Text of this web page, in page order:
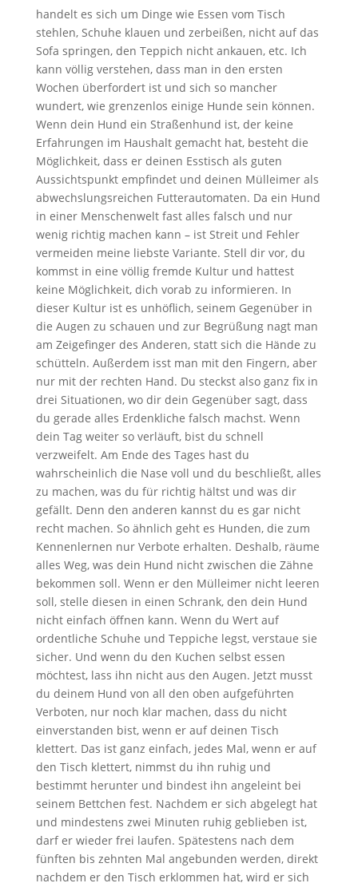
handelt es sich um Dinge wie Essen vom Tisch
stehlen, Schuhe klauen und zerbeißen, nicht auf das
Sofa springen, den Teppich nicht ankauen, etc. Ich
kann völlig verstehen, dass man in den ersten
Wochen überfordert ist und sich so mancher
wundert, wie grenzenlos einige Hunde sein können.
Wenn dein Hund ein Straßenhund ist, der keine
Erfahrungen im Haushalt gemacht hat, besteht die
Möglichkeit, dass er deinen Esstisch als guten
Aussichtspunkt empfindet und deinen Mülleimer als
abwechslungsreichen Futterautomaten. Da ein Hund
in einer Menschenwelt fast alles falsch und nur
wenig richtig machen kann – ist Streit und Fehler
vermeiden meine liebste Variante. Stell dir vor, du
kommst in eine völlig fremde Kultur und hattest
keine Möglichkeit, dich vorab zu informieren. In
dieser Kultur ist es unhöflich, seinem Gegenüber in
die Augen zu schauen und zur Begrüßung nagt man
am Zeigefinger des Anderen, statt sich die Hände zu
schütteln. Außerdem isst man mit den Fingern, aber
nur mit der rechten Hand. Du steckst also ganz fix in
drei Situationen, wo dir dein Gegenüber sagt, dass
du gerade alles Erdenkliche falsch machst. Wenn
dein Tag weiter so verläuft, bist du schnell
verzweifelt. Am Ende des Tages hast du
wahrscheinlich die Nase voll und du beschließt, alles
zu machen, was du für richtig hältst und was dir
gefällt. Denn den anderen kannst du es gar nicht
recht machen. So ähnlich geht es Hunden, die zum
Kennenlernen nur Verbote erhalten. Deshalb, räume
alles Weg, was dein Hund nicht zwischen die Zähne
bekommen soll. Wenn er den Mülleimer nicht leeren
soll, stelle diesen in einen Schrank, den dein Hund
nicht einfach öffnen kann. Wenn du Wert auf
ordentliche Schuhe und Teppiche legst, verstaue sie
sicher. Und wenn du den Kuchen selbst essen
möchtest, lass ihn nicht aus den Augen. Jetzt musst
du deinem Hund von all den oben aufgeführten
Verboten, nur noch klar machen, dass du nicht
einverstanden bist, wenn er auf deinen Tisch
klettert. Das ist ganz einfach, jedes Mal, wenn er auf
den Tisch klettert, nimmst du ihn ruhig und
bestimmt herunter und bindest ihn angeleint bei
seinem Bettchen fest. Nachdem er sich abgelegt hat
und mindestens zwei Minuten ruhig geblieben ist,
darf er wieder frei laufen. Spätestens nach dem
fünften bis zehnten Mal angebunden werden, direkt
nachdem er den Tisch erklommen hat, wird er sich